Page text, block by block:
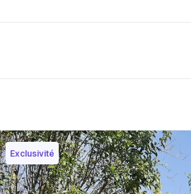
Exclusivité